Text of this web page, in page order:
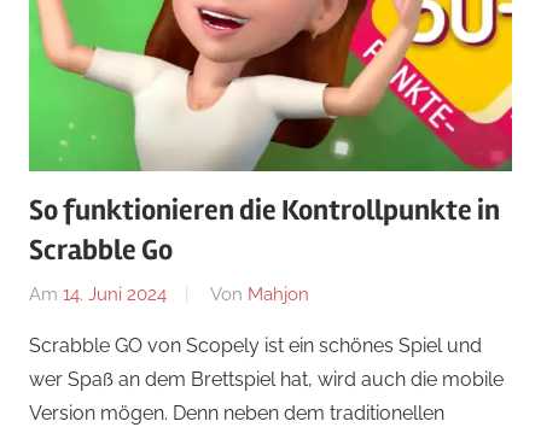
So funktionieren die Kontrollpunkte in
Scrabble Go
Am 14. Juni 2024 Von Mahjon
News,
Wissenspiele,
Wissensspiele
Scrabble GO von Scopely ist ein schönes Spiel und
wer Spaß an dem Brettspiel hat, wird auch die mobile
Version mögen. Denn neben dem traditionellen